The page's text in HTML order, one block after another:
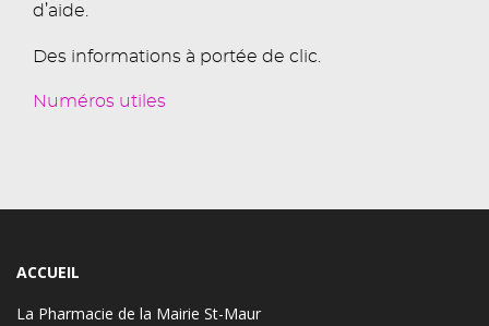
d’aide.
Des informations à portée de clic.
Numéros utiles
ACCUEIL
La Pharmacie de la Mairie St-Maur